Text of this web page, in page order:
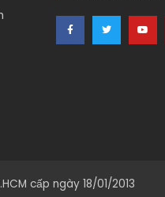
cấp ngày 18/01/2013